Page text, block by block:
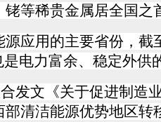
等稀贵金属居全国之
应用的主要省份，截
电力富余、稳定外供
发文《关于促进制造
清洁能源优势地区